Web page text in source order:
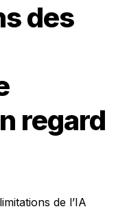
des
regard
de l’IA